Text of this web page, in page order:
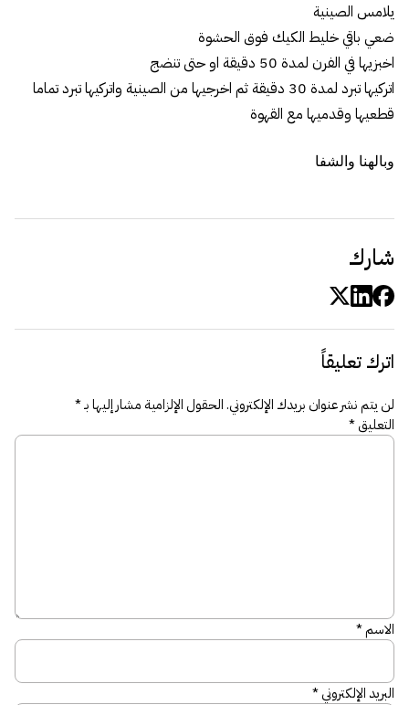
يلامس الصينية
ضعي باقي خليط الكيك فوق الحشوة
اخبزيها في الفرن لمدة 50 دقيقة او حتى تنضج
اتركيها تبرد لمدة 30 دقيقة ثم اخرجيها من الصينية واتركيها تبرد تماما
قطعيها وقدميها مع القهوة
وبالهنا والشفا
شارك
اترك تعليقاً
لن يتم نشر عنوان بريدك الإلكتروني.الحقول الإلزامية مشار إليها بـ*
التعليق*
الاسم*
البريد الإلكتروني*